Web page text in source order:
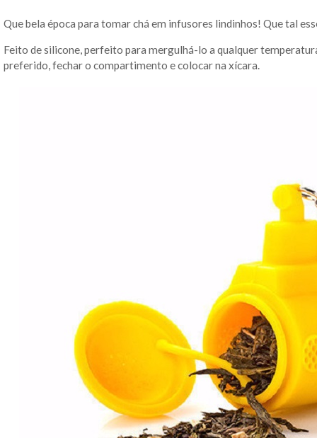
Que bela época para tomar chá em infusores lindinhos! Que tal
Feito de silicone, perfeito para mergulhá-lo a qualquer
preferido, fechar o compartimento e colocar na xícara.